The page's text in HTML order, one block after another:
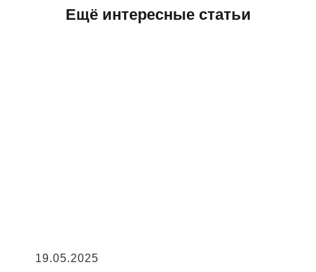
Ещё интересные статьи
19.05.2025